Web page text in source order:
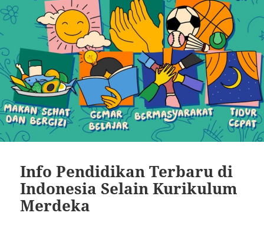
Info Pendidikan Terbaru di
Indonesia Selain Kurikulum
Merdeka